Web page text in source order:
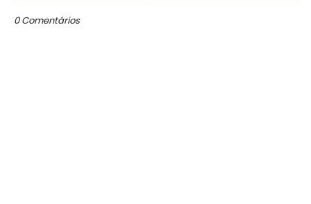
0 Comentários